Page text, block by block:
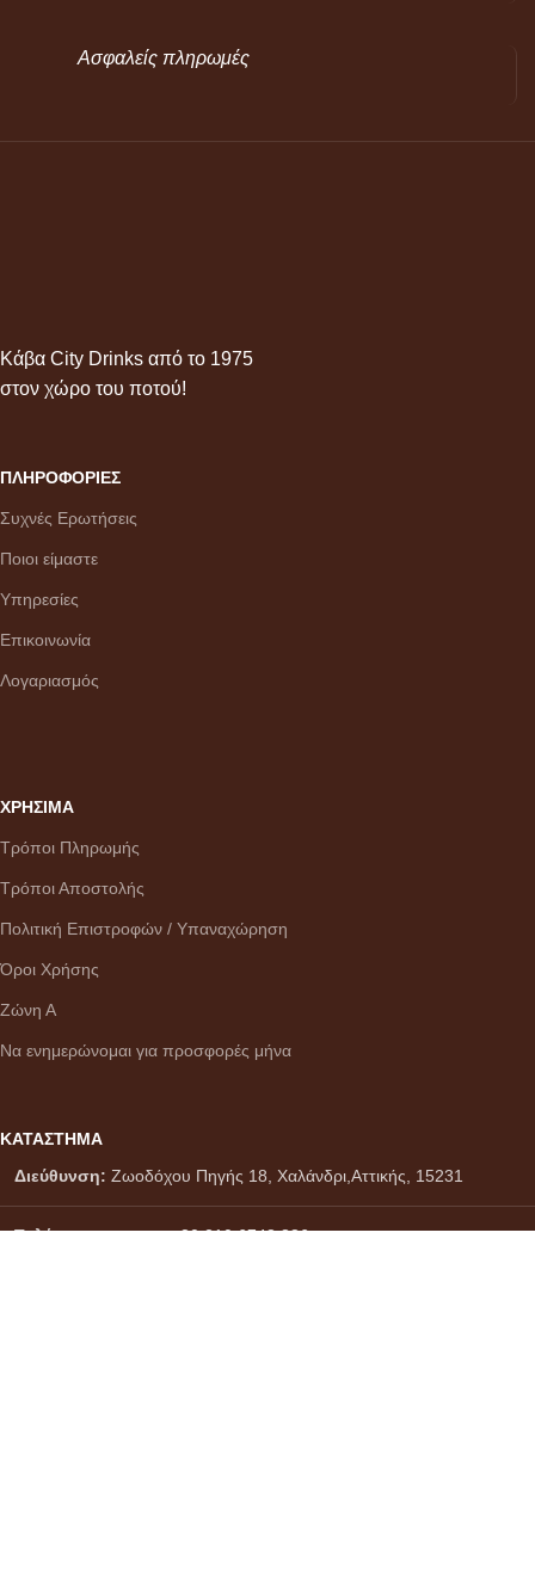
Ασφαλείς πληρωμές
Κάβα City Drinks από το 1975
στον χώρο του ποτού!
ΠΛΗΡΟΦΟΡΙΕΣ
Συχνές Ερωτήσεις
Ποιοι είμαστε
Υπηρεσίες
Επικοινωνία
Λογαριασμός
ΧΡΗΣΙΜΑ
Τρόποι Πληρωμής
Τρόποι Αποστολής
Πολιτική Επιστροφών / Υπαναχώρηση
Όροι Χρήσης
Ζώνη Α
Να ενημερώνομαι για προσφορές μήνα
ΚΑΤΑΣΤΗΜΑ
Διεύθυνση: Ζωοδόχου Πηγής 18, Χαλάνδρι,Αττικής, 15231
Τηλέφωνο :+30 210 6748 886